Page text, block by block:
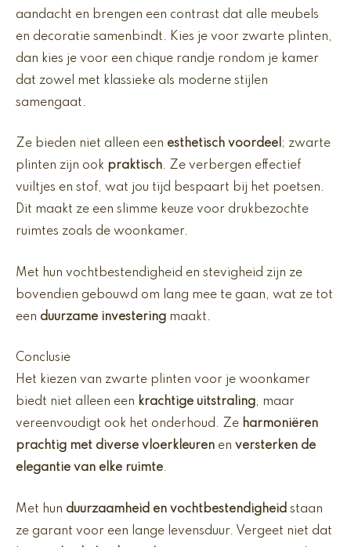
aandacht en brengen een contrast dat alle meubels
en decoratie samenbindt. Kies je voor zwarte plinten,
dan kies je voor een chique randje rondom je kamer
dat zowel met klassieke als moderne stijlen
samengaat.
Ze bieden niet alleen een esthetisch voordeel ; zwarte
plinten zijn ook praktisch. Ze verbergen effectief
vuiltjes en stof, wat jou tijd bespaart bij het poetsen.
Dit maakt ze een slimme keuze voor drukbezochte
ruimtes zoals de woonkamer.
Met hun vochtbestendigheid en stevigheid zijn ze
bovendien gebouwd om lang mee te gaan, wat ze tot
een duurzame investering maakt.
Conclusie
Het kiezen van zwarte plinten voor je woonkamer
biedt niet alleen een krachtige uitstraling, maar
vereenvoudigt ook het onderhoud. Ze harmoniëren
prachtig met diverse vloerkleuren en versterken de
elegantie van elke ruimte.
Met hun duurzaamheid en vochtbestendigheid staan
ze garant voor een lange levensduur. Vergeet niet dat